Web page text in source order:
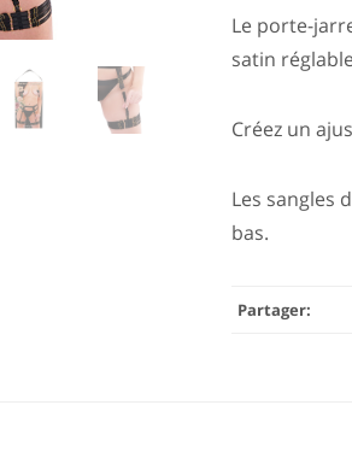
Le porte-
satin
Créez un
Les sangles
bas.
Partager: